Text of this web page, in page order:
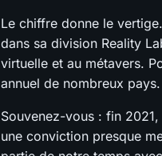
Le chiffre donne le
dans sa division Reality
virtuelle et au métavers.
annuel de nombreux
Souvenez-vous : fin
une conviction presque